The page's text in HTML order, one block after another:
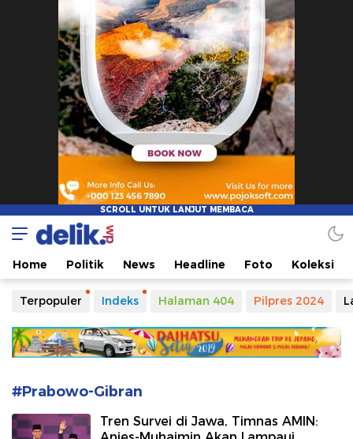
Delikwp
Demo Tema Delikwp
Home Politik News Headline Foto Koleksi
Terpopuler Indeks Halaman 404 Pilpres 2024
#Prabowo-Gibran
Tren Survei di Jawa, Timnas AMIN: